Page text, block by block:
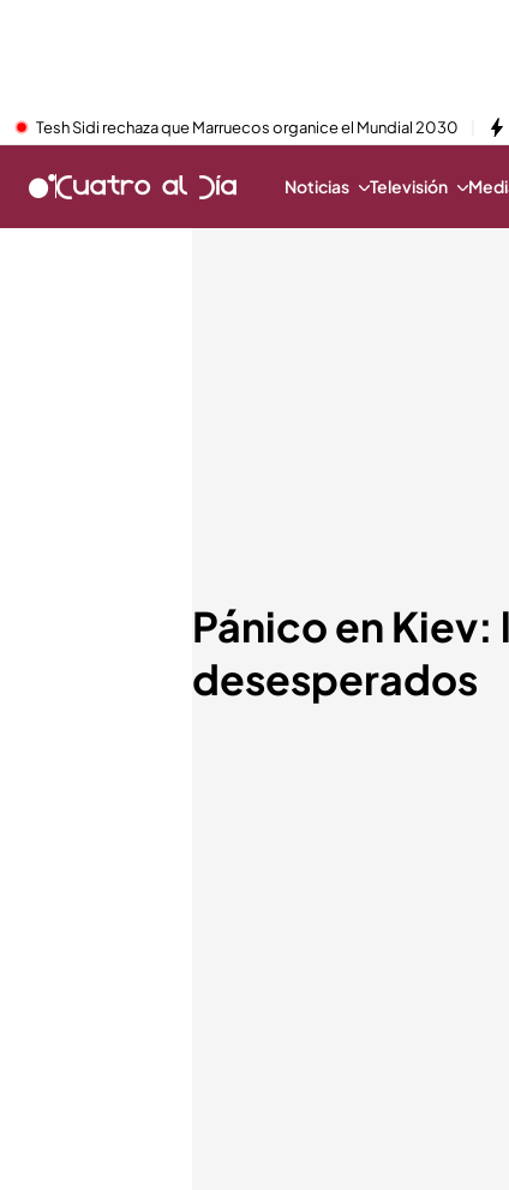
Tesh Sidi rechaza que Marruecos organice el Mundial 2030
Noticias Televisión
Pánico en
desesperados